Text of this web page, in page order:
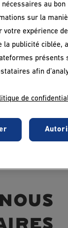
au bon
sur la
votre expérience de
la publicité ciblée,
présents
afin
de